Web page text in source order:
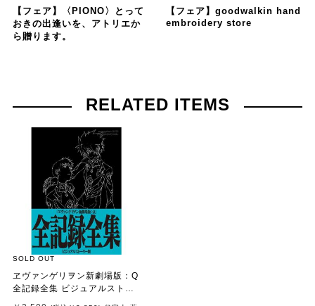
【フェア】〈PIONO〉とって
おきの出逢いを、アトリエか
ら贈ります。
【フェア】goodwalkin hand
embroidery store
RELATED ITEMS
SOLD OUT
ヱヴァンゲリヲン新劇場版：Q
全記録全集 ビジュアルストー